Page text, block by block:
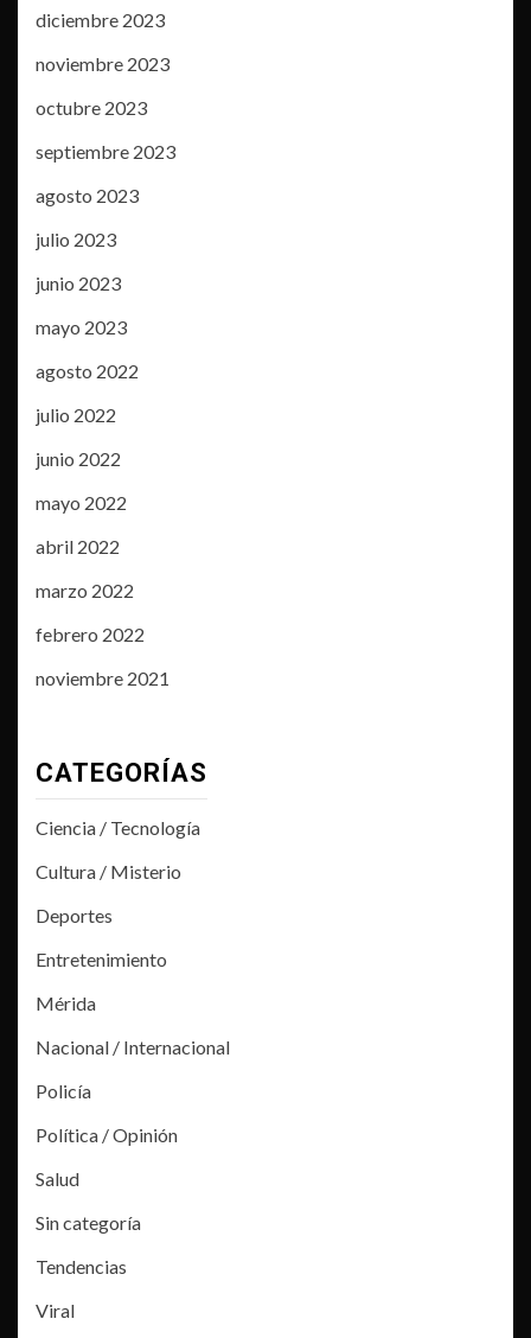
diciembre 2023
noviembre 2023
octubre 2023
septiembre 2023
agosto 2023
julio 2023
junio 2023
mayo 2023
agosto 2022
julio 2022
junio 2022
mayo 2022
abril 2022
marzo 2022
febrero 2022
noviembre 2021
CATEGORÍAS
Ciencia / Tecnología
Cultura / Misterio
Deportes
Entretenimiento
Mérida
Nacional / Internacional
Policía
Política / Opinión
Salud
Sin categoría
Tendencias
Viral